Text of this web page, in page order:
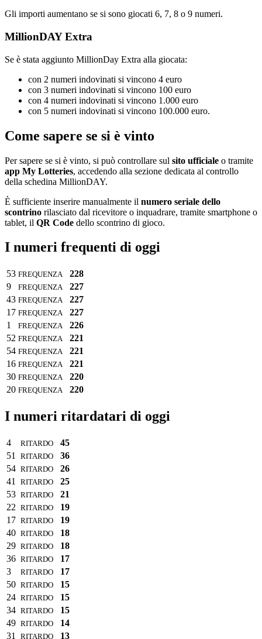
Gli importi aumentano se si sono giocati 6, 7, 8 o 9 numeri.
MillionDAY Extra
Se è stata aggiunto MillionDay Extra alla giocata:
con 2 numeri indovinati si vincono 4 euro
con 3 numeri indovinati si vincono 100 euro
con 4 numeri indovinati si vincono 1.000 euro
con 5 numeri indovinati si vincono 100.000 euro.
Come sapere se si è vinto
Per sapere se si è vinto, si può controllare sul sito ufficiale o tramite
app My Lotteries, accedendo alla sezione dedicata al controllo
della schedina MillionDAY.
È sufficiente inserire manualmente il numero seriale dello
scontrino rilasciato dal ricevitore o inquadrare, tramite smartphone o
tablet, il QR Code dello scontrino di gioco.
I numeri frequenti di oggi
53 FREQUENZA
228
9
FREQUENZA
227
43 FREQUENZA
227
17 FREQUENZA
227
1
FREQUENZA
226
52 FREQUENZA
221
54 FREQUENZA
221
16 FREQUENZA
221
30 FREQUENZA
220
20 FREQUENZA 220
I numeri ritardatari di oggi
4 RITARDO
45
51
RITARDO
36
54 RITARDO
26
41
RITARDO
25
53 RITARDO
21
22 RITARDO
19
17 RITARDO
19
40 RITARDO
18
29 RITARDO
18
36 RITARDO
17
3
RITARDO
17
50 RITARDO
15
24 RITARDO
15
34 RITARDO
15
49 RITARDO
14
31
RITARDO 13